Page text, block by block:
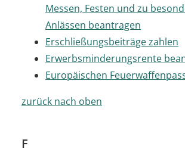
Messen, Festen und zu
Anlässen beantragen
Erschließungsbeiträge zahlen
Erwerbsminderungsrente
Europäischen
zurück nach oben
F